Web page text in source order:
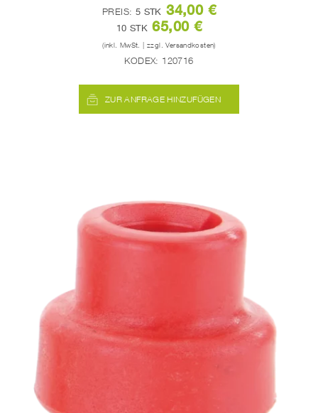
PREIS: 5 STK 34,00 €
10 STK 65,00 €
(inkl. MwSt. | zzgl. Versandkosten)
KODEX: 120716
ZUR ANFRAGE HINZUFÜGEN